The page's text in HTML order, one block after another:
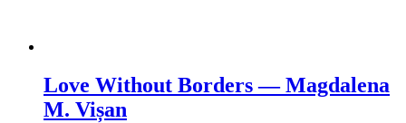
Love Without Borders — Magdalena
M. Vișan